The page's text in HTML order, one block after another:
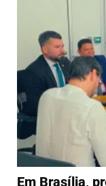
Em Brasília,